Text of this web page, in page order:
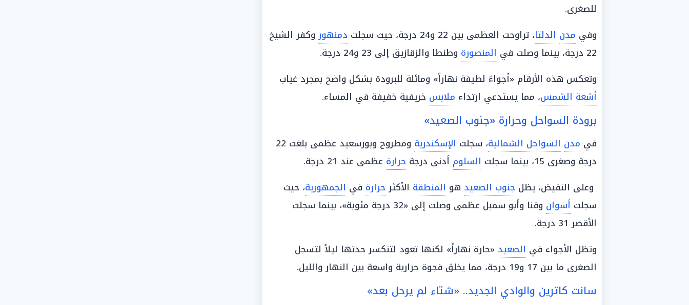
للصغرى.
وفي مدن الدلتا، تراوحت العظمى بين 22 و24 درجة، حيث سجلت دمنهوروكفر الشيخ
22 درجة، بينما وصلت في
المنصورة وطنطا والزقازيق إلى 23 و24 درجة.
وتعكس هذه الأرقام «أجواءً لطيفة نهاراً» ومائلة للبرودة بشكل واضح بمجرد غياب
أشعة الشمس، مما يستدعي ارتداء ملابس خريفية خفيفة في المساء.
برودة السواحل وحرارة «جنوب الصعيد»
في مدن السواحل الشمالية، سجلت الإسكندرية
ومطروح وبورسعيد عظمى بلغت 22
درجة وصغرى 15، بينما سجلت
السلوم أدنى درجة حرارة عظمى عند 21 درجة.
وعلى النقيض، يظل جنوب الصعيد هو المنطقة الأكثرحرارة في الجمهورية، حيث
سجلت أسوان
وقنا وأبو سمبل عظمى وصلت إلى «32 درجة مئوية»، بينما سجلت
الأقصر 31 درجة.
وتظل الأجواء في الصعيد «حارة نهاراً» لكنها تعود لتنكسر حدتها ليلاً لتسجل
الصغرى ما بين 17 و19 درجة، مما يخلق فجوة حرارية واسعة بين النهار والليل.
سانت كاترين والوادي الجديد.. «شتاء لم يرحل بعد»